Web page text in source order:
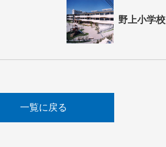
野上小学校
一覧に戻る